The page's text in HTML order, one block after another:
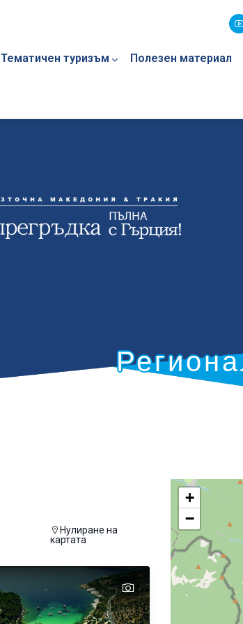
Тематичен туризъм Полезен материал
Нулиране на
картата
text
+
−